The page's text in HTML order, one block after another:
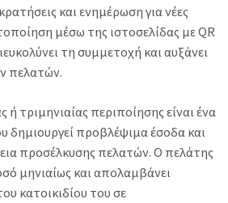
και ενημέρωση για νέες
μέσω της ιστοσελίδας με QR
τη συμμετοχή και αυξάνει
πελατών.
ή τριμηνιαίας περιποίησης είναι ένα
δημιουργεί προβλέψιμα έσοδα και
προσέλκυσης πελατών. Ο πελάτης
μηνιαίως και απολαμβάνει
κατοικιδίου του σε